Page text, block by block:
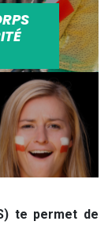
te permet de